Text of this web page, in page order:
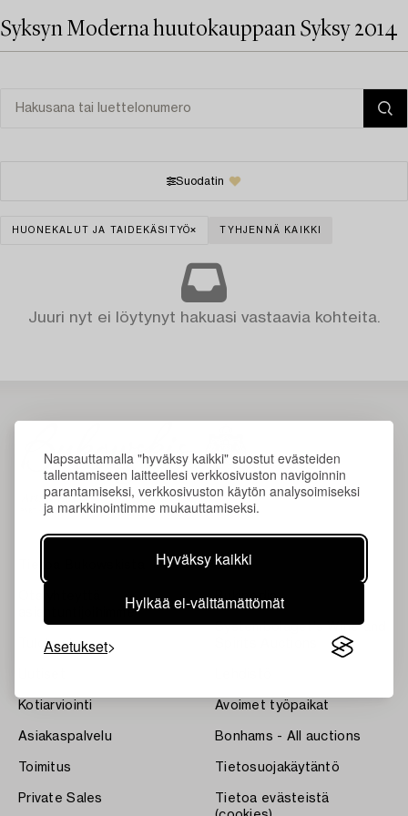
Napsauttamalla "hyväksy kaikki" suostut evästeiden
tallentamiseen laitteellesi verkkosivuston navigoinnin
parantamiseksi, verkkosivuston käytön analysoimiseksi
ja markkinointimme mukauttamiseksi.
Hyväksy kaikki
Hylkää ei-välttämättömät
Asetukset
Syksyn Moderna huutokauppaan Syksy 2014
Suodatin
HUONEKALUT JA TAIDEKÄSITYÖ TYHJENNÄ KAIKKI
Juuri nyt ei löytynyt hakuasi vastaavia kohteita.
Tulokset
Kotiarviointi
Asiakaspalvelu
Toimitus
Private Sales
Ehdot
Bukipedia
Systembolaget's Wine and
Avoimet työpaikat
Bonhams - All auctions
Tietosuojakäytäntö
Tietoa evästeistä